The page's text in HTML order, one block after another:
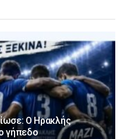
Ο Ηρακλής
γήπεδο